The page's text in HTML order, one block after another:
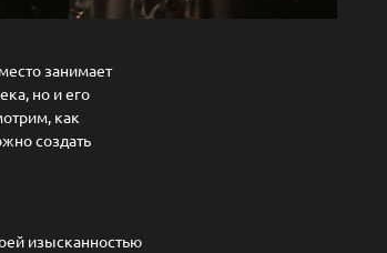
занимает
но и его
как
создать
изысканностью